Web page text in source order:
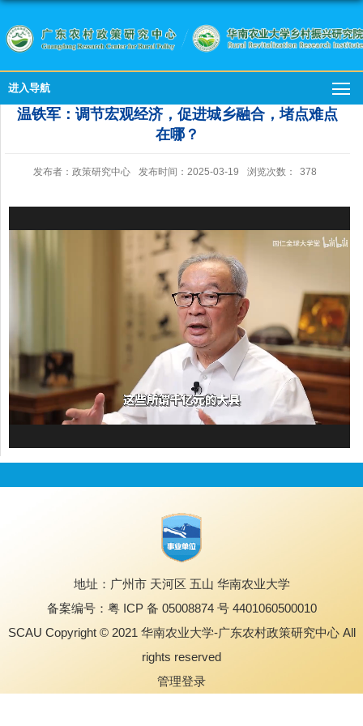
进入导航
温铁军：调节宏观经济，促进城乡融合，堵点难点
在哪？
发布者：政策研究中心 发布时间：2025-03-19 浏览次数： 378
地址：广州市 天河区 五山 华南农业大学
备案编号：粤 ICP 备 05008874 号 4401060500010
SCAU Copyright © 2021 华南农业大学-广东农村政策研究中心 All
rights reserved
管理登录